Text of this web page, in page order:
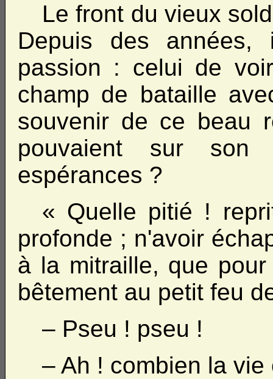
Le front du vieux
Depuis des
passion : celui de
champ de bataille
souvenir de ce beau
pouvaient sur son
espérances ?
« Quelle pitié !
profonde ; n'avoir
à la mitraille, que
bêtement au petit feu
– Pseu ! pseu !
– Ah ! combien la vie